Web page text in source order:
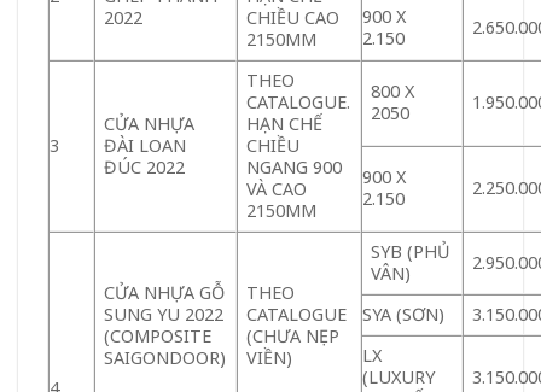
2022
CHIỀU CAO
2150MM
900 X
2.150
3
CỬA NHỰA
ĐÀI LOAN
ĐÚC 2022
THEO
CATALOGUE.
HẠN CHẾ
CHIỀU
NGANG 900
VÀ CAO
2150MM
800 X
2050
900 X
2.150
CỬA NHỰA GỖ
SUNG YU 2022
(COMPOSITE
SAIGONDOOR)
THEO
CATALOGUE
(CHƯA NẸP
VIỀN)
SYB (PHỦ
VÂN)
SYA (SƠN)
LX
(LUXURY